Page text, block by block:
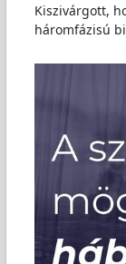
Kiszivárgott,
háromfázisú